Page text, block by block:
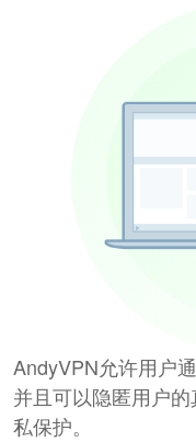
AndyVPN允许用户
并且可以隐匿用户
私保护。